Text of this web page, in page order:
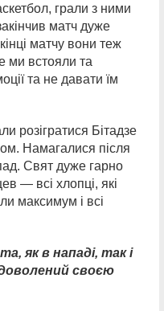
грали з ними
матч дуже
матчу вони теж
ми встояли та
та не давати їм
розігратися Бітадзе
Намагалися після
Свят дуже гарно
— всі хлопці, які
максимум і всі
як в нападі, так і
своєю